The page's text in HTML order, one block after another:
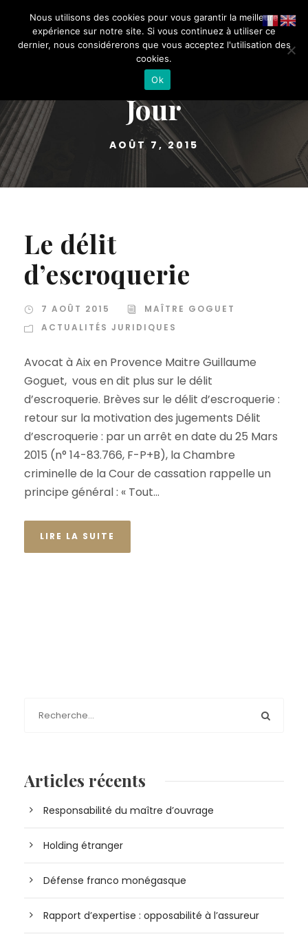
Jour
AOÛT 7, 2015
Le délit
d’escroquerie
7 AOÛT 2015
MAÎTRE GOGUET
ACTUALITÉS JURIDIQUES
Avocat à Aix en Provence Maitre Guillaume
Goguet, vous en dit plus sur le délit
d’escroquerie. Brèves sur le délit d’escroquerie :
retour sur la motivation des jugements Délit
d’escroquerie : par un arrêt en date du 25 Mars
2015 (n° 14-83.766, F-P+B), la Chambre
criminelle de la Cour de cassation rappelle un
principe général : « Tout...
LIRE LA SUITE
Articles récents
Responsabilité du maître d’ouvrage
Holding étranger
Défense franco monégasque
Rapport d’expertise : opposabilité à l’assureur
Nous utilisons des cookies pour vous garantir la meilleure
expérience sur notre site. Si vous continuez à utiliser ce
dernier, nous considérerons que vous acceptez l'utilisation des
cookies.
Ok